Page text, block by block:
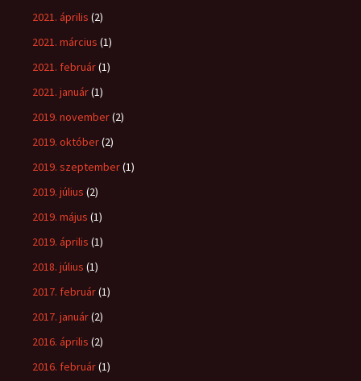
2021. április (2)
2021. március (1)
2021. február(1)
2021. január(1)
2019. november(2)
2019. október(2)
2019. szeptember(1)
2019. július (2)
2019. május (1)
2019. április (1)
2018. július (1)
2017. február(1)
2017. január(2)
2016. április (2)
2016. február(1)